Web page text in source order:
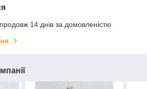
14 днів за домовленістю